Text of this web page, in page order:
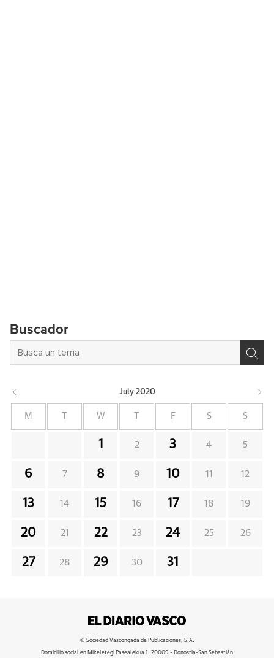
Buscador
July 2020
M T W T F S S
1 2 3 4 5
6 7 8 9 10 11 12
13 14 15 16 17 18 19
20 21 22 23 24 25 26
27 28 29 30 31
© Sociedad Vascongada de Publicaciones, S.A.
Domicilio social en Mikeletegi Pasealekua 1. 20009 - Donostia-San Sebastián